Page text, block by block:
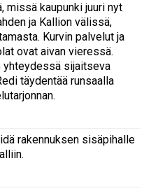
missä kaupunki juuri nyt
ja Kallion välissä,
Kurvin palvelut ja
ovat aivan vieressä.
yhteydessä sijaitseva
täydentää runsaalla
rakennuksen sisäpihalle